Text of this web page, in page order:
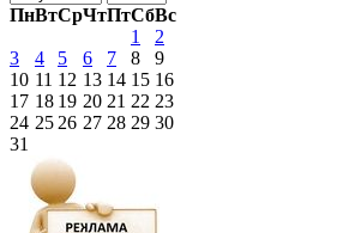
ПнВтСрЧтПтСбВс
1
2
3
4 5 6 7 8
9
10 11 12 13 14 15 16
17 18 19 20 21 22 23
24 25 26 27 28 29 30
31